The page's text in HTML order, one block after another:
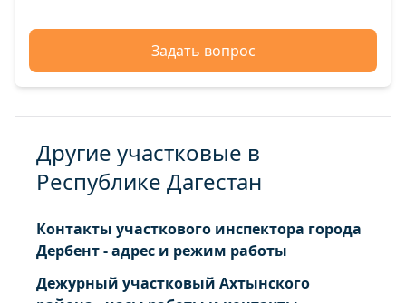
Задать вопрос
Другие участковые в
Республике Дагестан
Контакты участкового инспектора города
Дербент - адрес и режим работы
Дежурный участковый Ахтынского